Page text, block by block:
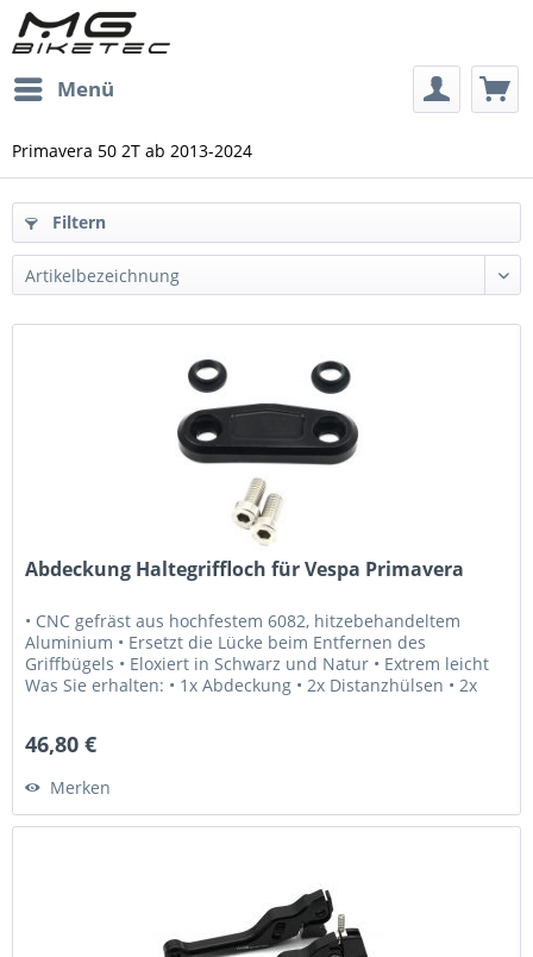
Menü
Primavera 50 2T ab 2013-2024
Filtern
Abdeckung Haltegriffloch für Vespa Primavera
• CNC gefräst aus hochfestem 6082, hitzebehandeltem
Aluminium • Ersetzt die Lücke beim Entfernen des
Griffbügels • Eloxiert in Schwarz und Natur • Extrem leicht
Was Sie erhalten: • 1x Abdeckung • 2x Distanzhülsen • 2x
46,80 €
Merken